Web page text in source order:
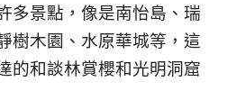
多景點，像是南怡島、瑞
樹木園、水原華城等，這
的和談林賞櫻和光明洞窟